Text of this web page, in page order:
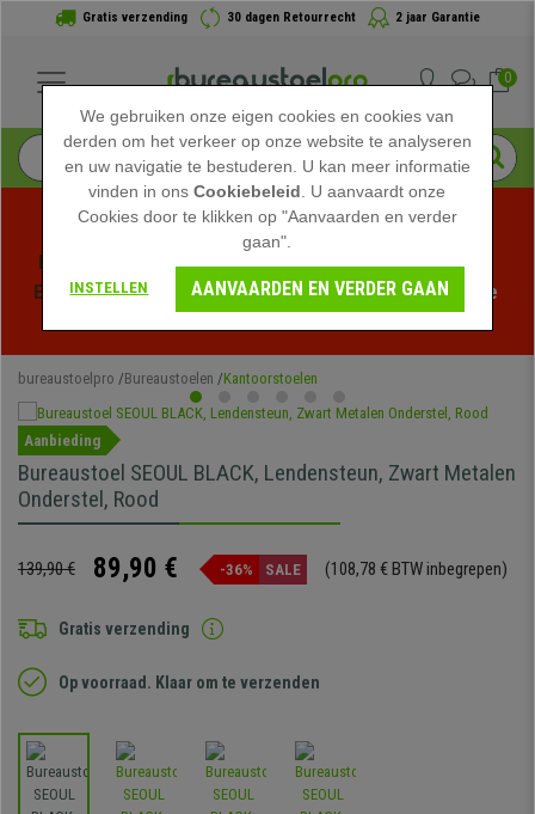
Gratis verzending 30 dagen Retourrecht 2 jaar Garantie
0
Profiteer van de Zomeruitverkoop bij bureaustoelpro!
Exclusieve kortingen voor een beperkte tijd - Bekijk de
bureaustoelpro Bureaustoelen Kantoorstoelen
Aanbieding
Bureaustoel SEOUL BLACK, Lendensteun, Zwart Metalen
Onderstel, Rood
139,90 € 89,90 € -36% SALE (108,78 € BTW inbegrepen)
Gratis verzending
Op voorraad. Klaar om te verzenden
We gebruiken onze eigen cookies en cookies van
derden om het verkeer op onze website te analyseren
en uw navigatie te bestuderen. U kan meer informatie
vinden in onsCookiebeleid . U aanvaardt onze
Cookies door te klikken op "Aanvaarden en verder
gaan".
INSTELLEN AANVAARDEN EN VERDER GAAN